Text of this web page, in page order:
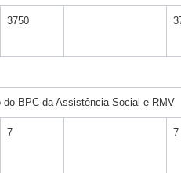
3750
BPC da Assistência Social e RMV
7 7